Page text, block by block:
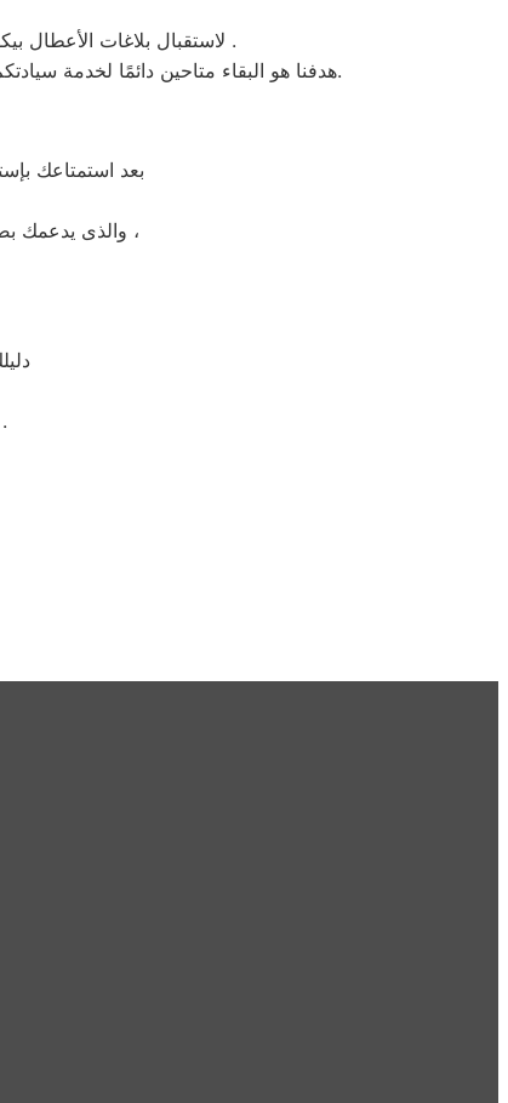
، لاستقبال بلاغات الأعطال بيكو والشكاوى في الزمالك . من الساعة السابعة صباحاً حتى العاشرة مساءً بتوقيت الزمالك في منطقة الزمالك .
هدفنا هو البقاء متاحين دائمًا لخدمة سيادتكم عند الاتصال برقم خدمة بيكو الموحَّد، وهو 01154008110. نحن نؤدي صيانة لأي جهاز من جهزة بيكو في الزمالك بحضرتكم.
بعد استمتاعك
والذى يدعمك بصيانة مجانيه من قبل المختص خلال فترة الضمان مع زيارة بعد فترة للتأكد من سلامه وكفائة الجهاز ،
و غسالات اطباق بيكو مصر و الميكروويف و البوتجازات و الديب فريزر المبردات .